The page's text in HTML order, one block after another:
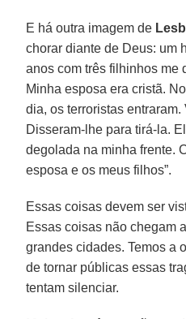
E há outra imagem de
chorar diante de Deus: um
anos com três filhinhos me
Minha esposa era cristã.
dia, os terroristas entraram.
Disseram-lhe para tirá-la.
degolada na minha frente.
esposa e os meus filhos”.
Essas coisas devem ser
Essas coisas não chegam
grandes cidades. Temos a
de tornar públicas essas
tentam silenciar.